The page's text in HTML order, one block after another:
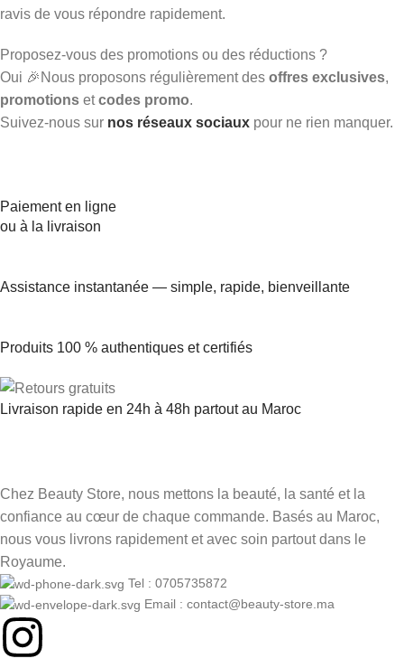
ravis de vous répondre rapidement.
Proposez-vous des promotions ou des réductions ?
Oui 🎉Nous proposons régulièrement des offres exclusives,
promotions etcodes promo.
Suivez-nous sur nos réseaux sociaux pour ne rien manquer.
Paiement en ligne
ou à la livraison
Assistance instantanée — simple, rapide, bienveillante
Produits 100 % authentiques et certifiés
Livraison rapide en 24h à 48h partout au Maroc
Chez Beauty Store, nous mettons la beauté, la santé et la
confiance au cœur de chaque commande. Basés au Maroc,
nous vous livrons rapidement et avec soin partout dans le
Royaume.
Tel : 0705735872
Email : contact@beauty-store.ma